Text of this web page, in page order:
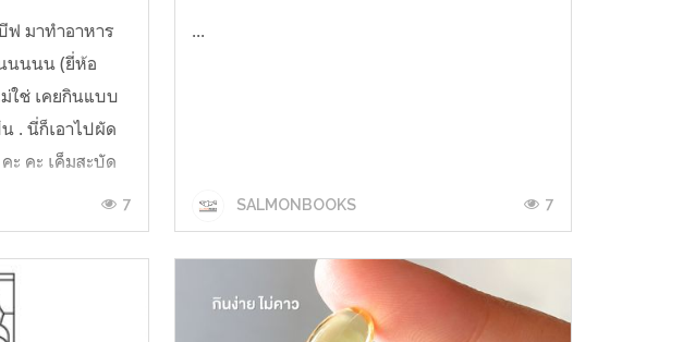
ฟ มาทำอาหาร
นนนน (ยี่ห้อ
ใช่ เคยกินแบบ
. นี่ก็เอาไปผัด
ะ คะ เค็มสะบัด
งสัปดาห์
7
...
SALMONBOOKS 7